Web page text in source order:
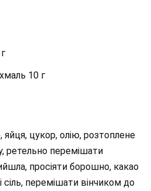
10 г
яйця, цукор, олію, розтоплене
ретельно перемішати
просіяти борошно, какао
перемішати вінчиком до